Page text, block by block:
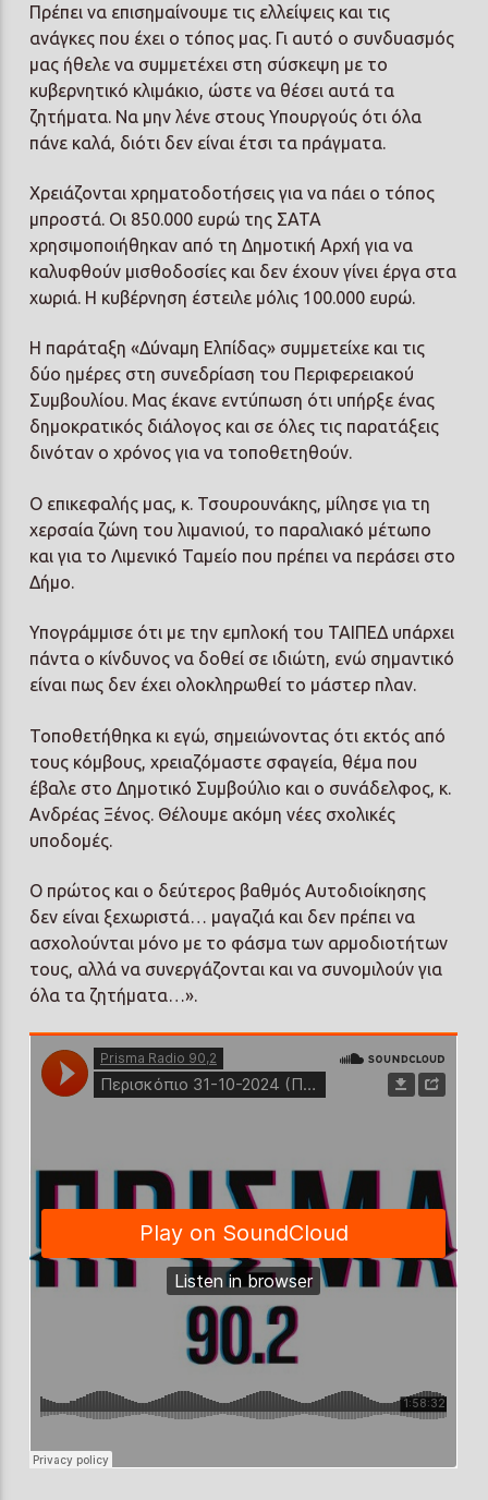
Πρέπει να επισημαίνουμε τις ελλείψεις και τις
ανάγκες που έχει ο τόπος μας. Γι αυτό ο συνδυασμός
μας ήθελε να συμμετέχει στη σύσκεψη με το
κυβερνητικό κλιμάκιο, ώστε να θέσει αυτά τα
ζητήματα. Να μην λένε στους Υπουργούς ότι όλα
πάνε καλά, διότι δεν είναι έτσι τα πράγματα.
Χρειάζονται χρηματοδοτήσεις για να πάει ο τόπος
μπροστά. Οι 850.000 ευρώ της ΣΑΤΑ
χρησιμοποιήθηκαν από τη Δημοτική Αρχή για να
καλυφθούν μισθοδοσίες και δεν έχουν γίνει έργα στα
χωριά. Η κυβέρνηση έστειλε μόλις 100.000 ευρώ.
Η παράταξη «Δύναμη Ελπίδας» συμμετείχε και τις
δύο ημέρες στη συνεδρίαση του Περιφερειακού
Συμβουλίου. Μας έκανε εντύπωση ότι υπήρξε ένας
δημοκρατικός διάλογος και σε όλες τις παρατάξεις
δινόταν ο χρόνος για να τοποθετηθούν.
Ο επικεφαλής μας, κ. Τσουρουνάκης, μίλησε για τη
χερσαία ζώνη του λιμανιού, το παραλιακό μέτωπο
και για το Λιμενικό Ταμείο που πρέπει να περάσει στο
Δήμο.
Υπογράμμισε ότι με την εμπλοκή του ΤΑΙΠΕΔ υπάρχει
πάντα ο κίνδυνος να δοθεί σε ιδιώτη, ενώ σημαντικό
είναι πως δεν έχει ολοκληρωθεί το μάστερ πλαν.
Τοποθετήθηκα κι εγώ, σημειώνοντας ότι εκτός από
τους κόμβους, χρειαζόμαστε σφαγεία, θέμα που
έβαλε στο Δημοτικό Συμβούλιο και ο συνάδελφος, κ.
Ανδρέας Ξένος. Θέλουμε ακόμη νέες σχολικές
υποδομές.
Ο πρώτος και ο δεύτερος βαθμός Αυτοδιοίκησης
δεν είναι ξεχωριστά… μαγαζιά και δεν πρέπει να
ασχολούνται μόνο με το φάσμα των αρμοδιοτήτων
τους, αλλά να συνεργάζονται και να συνομιλούν για
όλα τα ζητήματα…».